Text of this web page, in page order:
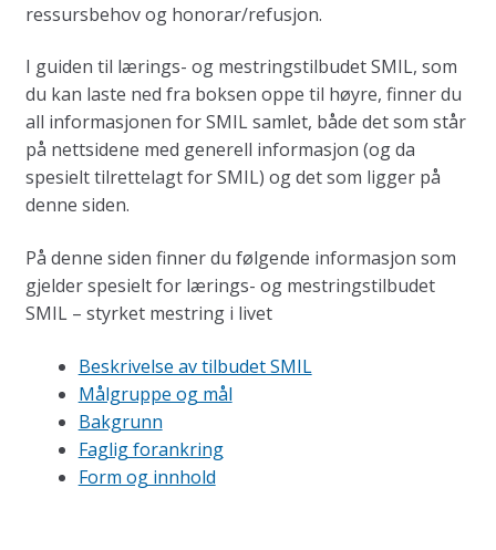
ressursbehov og honorar/refusjon.
I guiden til lærings- og mestringstilbudet SMIL, som
du kan laste ned fra boksen oppe til høyre, finner du
all informasjonen for SMIL samlet, både det som står
på nettsidene med generell informasjon (og da
spesielt tilrettelagt for SMIL) og det som ligger på
denne siden.
På denne siden finner du følgende informasjon som
gjelder spesielt for lærings- og mestringstilbudet
SMIL – styrket mestring i livet
Beskrivelse av tilbudet SMIL
Målgruppe og mål
Bakgrunn
Faglig forankring
Form og innhold